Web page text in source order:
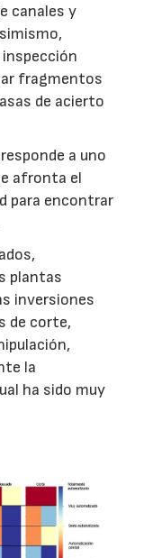
canales y
fragmentos
de acierto
a uno
afronta el
para encontrar
plantas
inversiones
de corte,
la
ha sido muy